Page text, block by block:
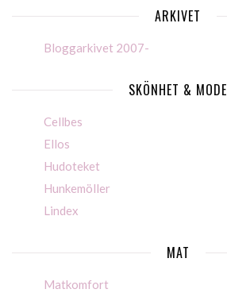
ARKIVET
Bloggarkivet 2007-
SKÖNHET & MODE
Cellbes
Ellos
Hudoteket
Hunkemöller
Lindex
MAT
Matkomfort